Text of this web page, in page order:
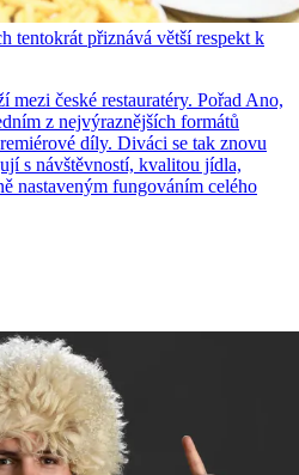
tentokrát přiznává větší respekt k
mezi české restauratéry. Pořad Ano,
z nejvýraznějších formátů
díly. Diváci se tak znovu
s návštěvností, kvalitou jídla,
nastaveným fungováním celého